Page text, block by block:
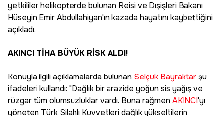
yetkililer helikopterde bulunan Reisi ve Dışişleri Bakanı
Hüseyin Emir Abdullahiyan'ın kazada hayatını kaybettiğini
açıkladı.
AKINCI TİHA BÜYÜK RİSK ALDI!
Konuyla ilgili açıklamalarda bulunan Selçuk Bayraktarşu
ifadeleri kullandı: "Dağlık bir arazide yoğun sis yağış ve
rüzgar tüm olumsuzluklar vardı. Buna rağmen AKINCI'yı
yöneten Türk Silahlı Kuvvetleri dağlık yükseltilerin